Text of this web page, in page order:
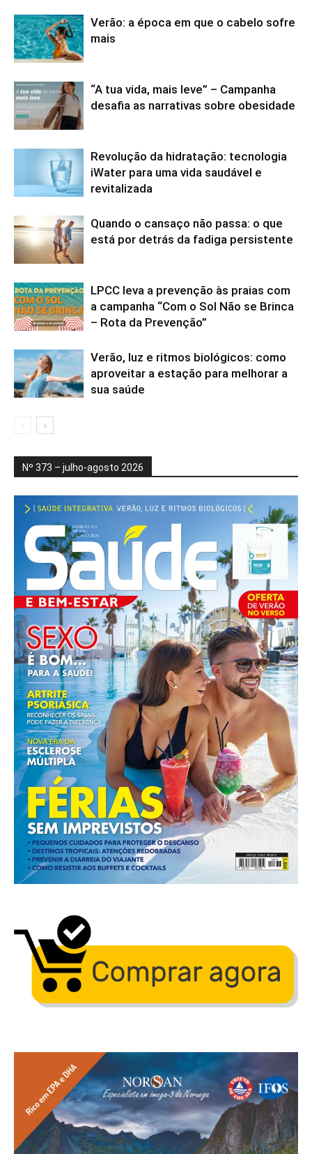
Verão: a época em que o cabelo sofre
mais
“A tua vida, mais leve” – Campanha
desafia as narrativas sobre obesidade
Revolução da hidratação: tecnologia
iWater para uma vida saudável e
revitalizada
Quando o cansaço não passa: o que
está por detrás da fadiga persistente
LPCC leva a prevenção às praias com
a campanha “Com o Sol Não se Brinca
– Rota da Prevenção”
Verão, luz e ritmos biológicos: como
aproveitar a estação para melhorar a
sua saúde
Nº 373 – julho-agosto 2026